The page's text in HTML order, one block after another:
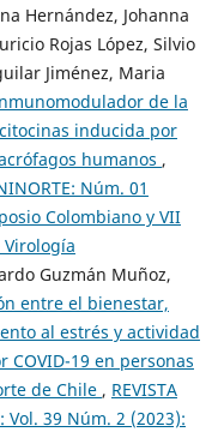
Hernández, Johanna
Rojas López, Silvio
Jiménez, Maria
de la
inducida por
humanos ,
Núm. 01
Colombiano y VII
Guzmán Muñoz,
entre el bienestar,
al estrés y actividad
19 en personas
de Chile , REVISTA
Vol. 39 Núm. 2 (2023):